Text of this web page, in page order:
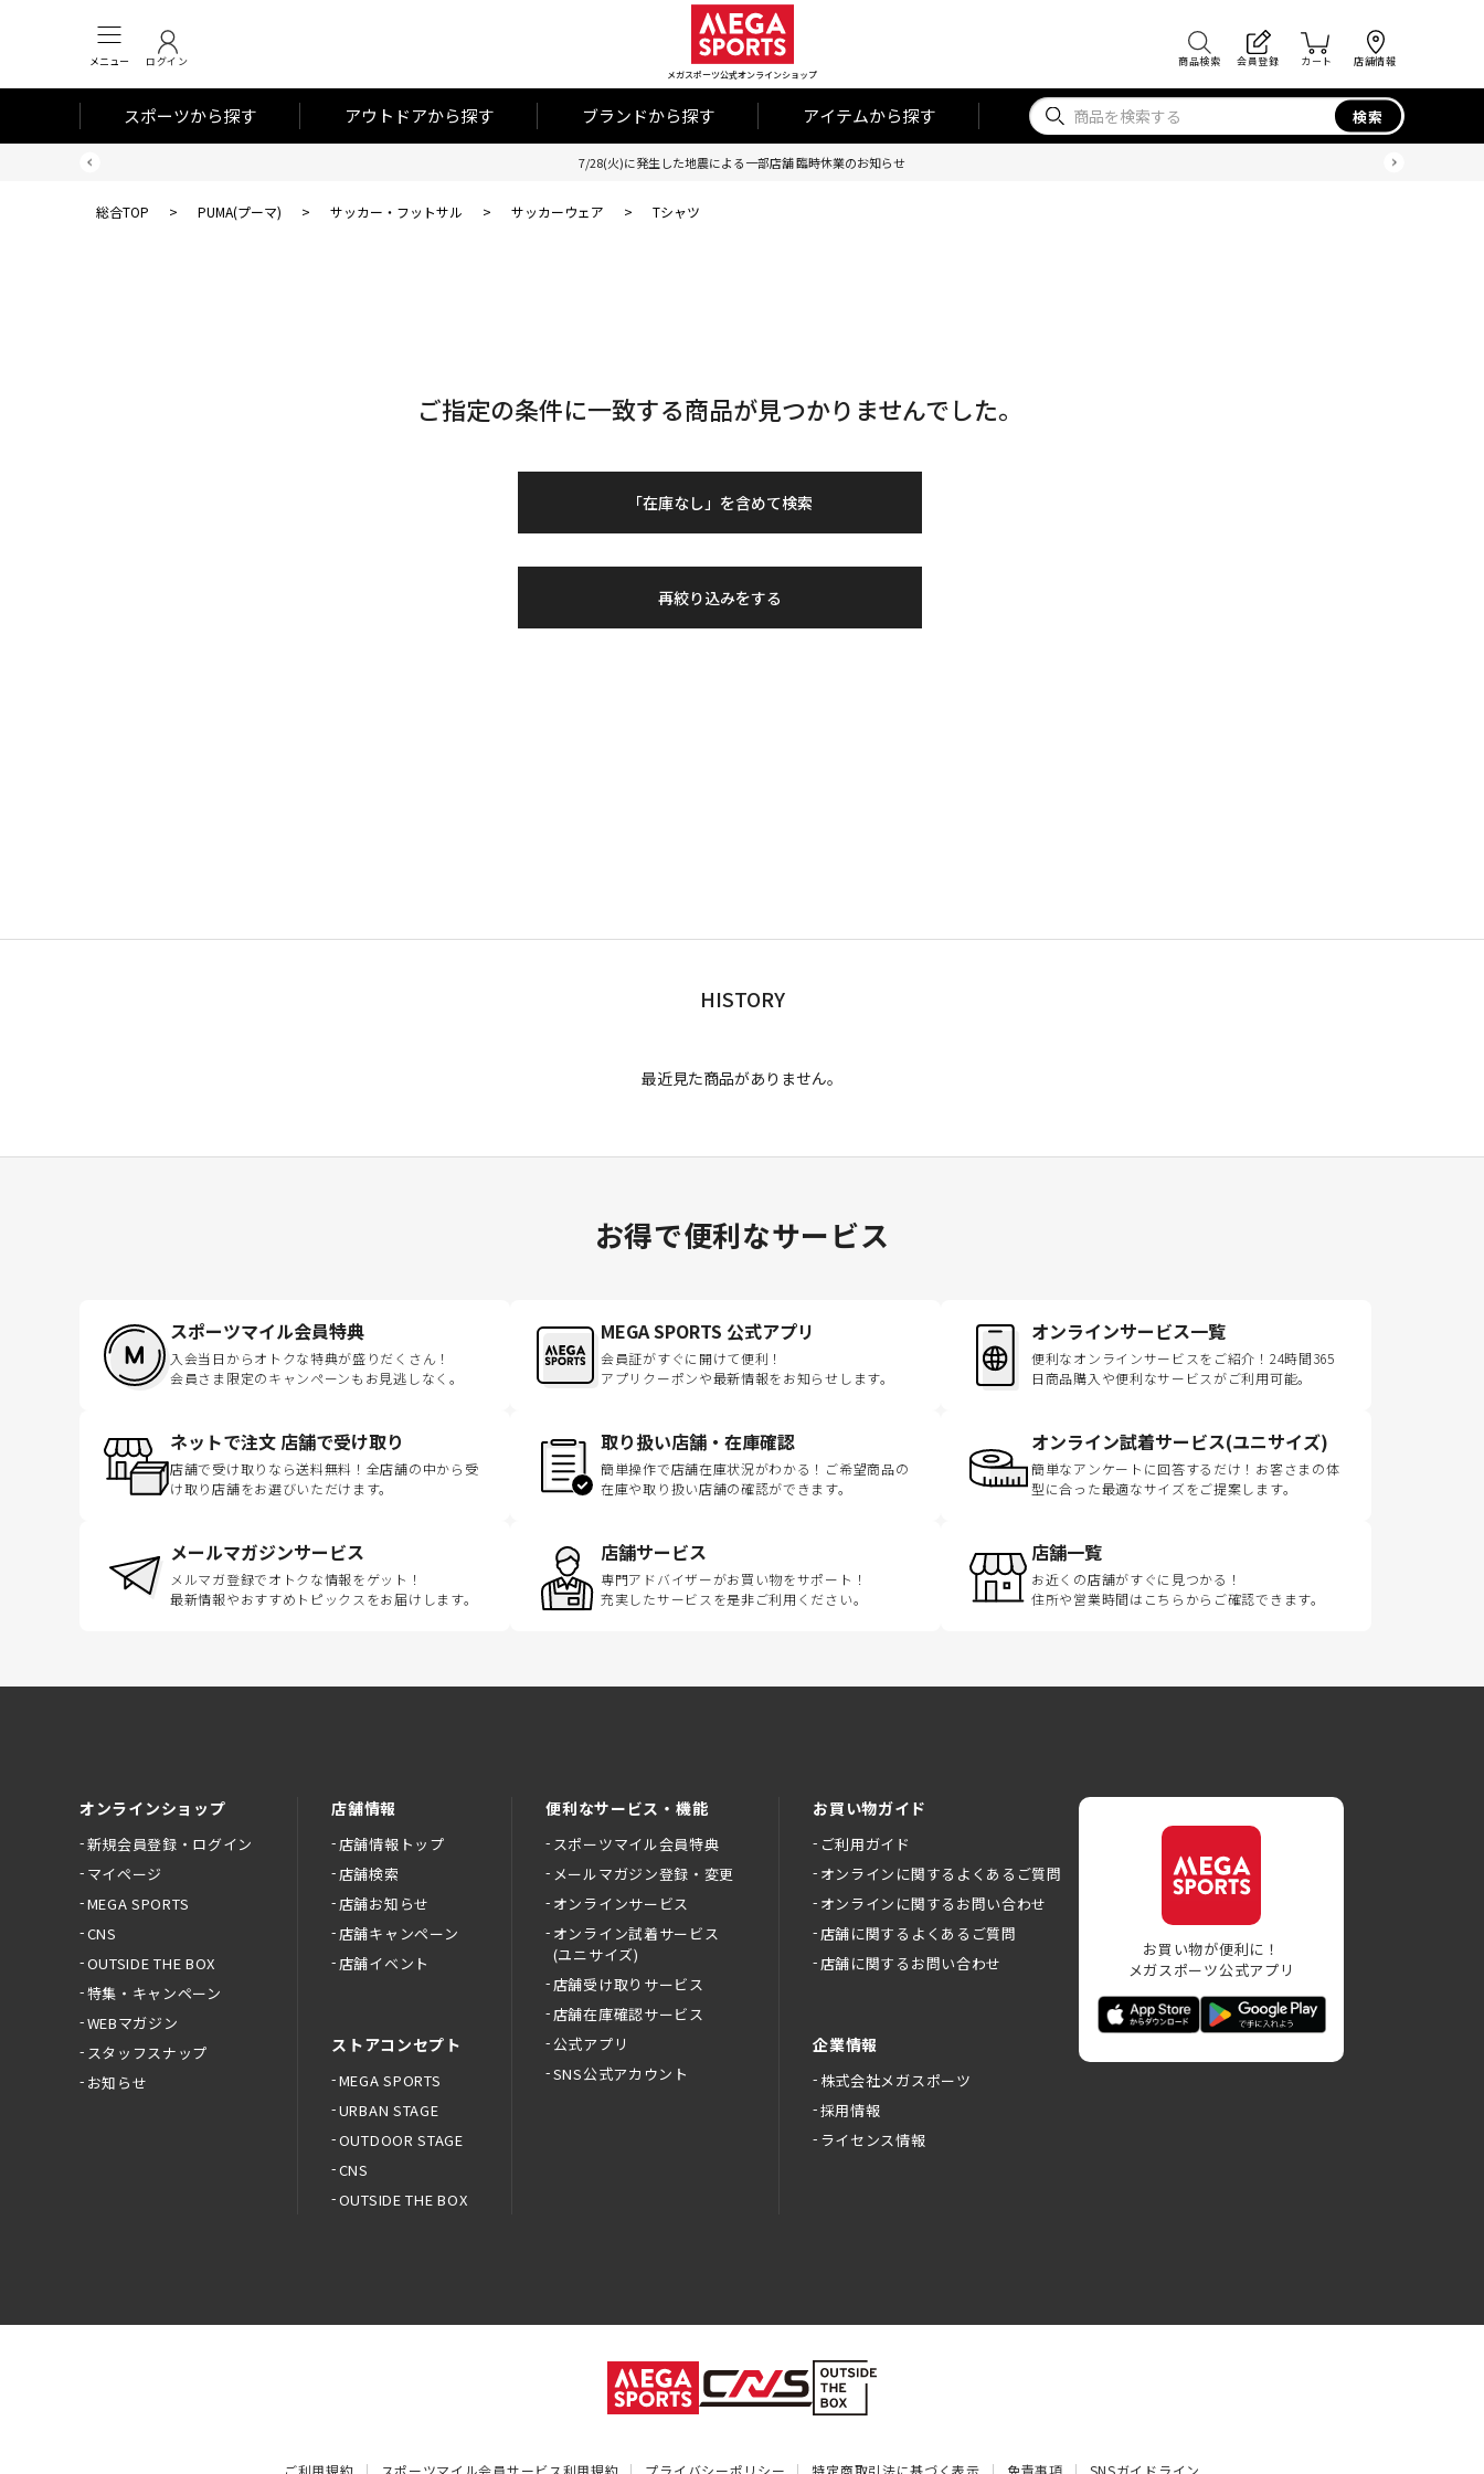
メニュー ログイン
メガスポーツ公式オンラインショップ
商品検索 会員登録 カート 店舗情報
スポーツから探す アウトドアから探す ブランドから探す アイテムから探す 検索
7/28(火)に発生した地震による一部店舗 臨時休業のお知らせ
総合TOP > PUMA(プーマ) > サッカー・フットサル > サッカーウェア > Tシャツ
ご指定の条件に一致する商品が見つかりませんでした。
「在庫なし」を含めて検索
再絞り込みをする
HISTORY
最近見た商品がありません。
お得で便利なサービス
スポーツマイル会員特典
入会当日からオトクな特典が盛りだくさん！
会員さま限定のキャンペーンもお見逃しなく。
MEGA SPORTS 公式アプリ
会員証がすぐに開けて便利！
アプリクーポンや最新情報をお知らせします。
オンラインサービス一覧
便利なオンラインサービスをご紹介！24時間365
日商品購入や便利なサービスがご利用可能。
ネットで注文 店舗で受け取り
店舗で受け取りなら送料無料！全店舗の中から受
け取り店舗をお選びいただけます。
取り扱い店舗・在庫確認
簡単操作で店舗在庫状況がわかる！ご希望商品の
在庫や取り扱い店舗の確認ができます。
オンライン試着サービス(ユニサイズ)
簡単なアンケートに回答するだけ！お客さまの体
型に合った最適なサイズをご提案します。
メールマガジンサービス
メルマガ登録でオトクな情報をゲット！
最新情報やおすすめトピックスをお届けします。
店舗サービス
専門アドバイザーがお買い物をサポート！
充実したサービスを是非ご利用ください。
店舗一覧
お近くの店舗がすぐに見つかる！
住所や営業時間はこちらからご確認できます。
オンラインショップ
新規会員登録・ログイン
マイページ
MEGA SPORTS
CNS
OUTSIDE THE BOX
特集・キャンペーン
WEBマガジン
スタッフスナップ
お知らせ
店舗情報
店舗情報トップ
店舗検索
店舗お知らせ
店舗キャンペーン
店舗イベント
ストアコンセプト
MEGA SPORTS
URBAN STAGE
OUTDOOR STAGE
CNS
OUTSIDE THE BOX
便利なサービス・機能
スポーツマイル会員特典
メールマガジン登録・変更
オンラインサービス
オンライン試着サービス
(ユニサイズ)
店舗受け取りサービス
店舗在庫確認サービス
公式アプリ
SNS公式アカウント
お買い物ガイド
ご利用ガイド
オンラインに関するよくあるご質問
オンラインに関するお問い合わせ
店舗に関するよくあるご質問
店舗に関するお問い合わせ
企業情報
株式会社メガスポーツ
採用情報
ライセンス情報
お買い物が便利に！
メガスポーツ公式アプリ
ご利用規約 スポーツマイル会員サービス利用規約 プライバシーポリシー 特定商取引法に基づく表示 免責事項 SNSガイドライン